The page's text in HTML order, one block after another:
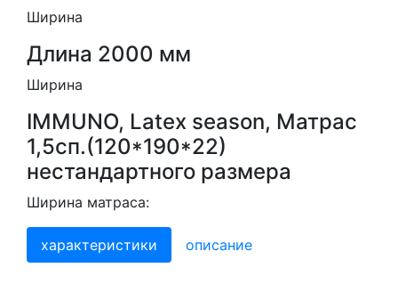
Ширина
Длина 2000 мм
Ширина
IMMUNO, Latex season, Матрас
1,5сп.(120*190*22)
нестандартного размера
Ширина матраса:
характеристики описание